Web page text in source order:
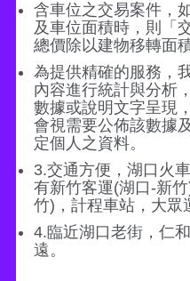
含車位之交易案件，
及車位面積時，則「
總價除以建物移轉面
為提供精確的服務，
內容進行統計與分析
數據或說明文字呈現
會視需要公佈該數據
定個人之資料。
3.交通方便，湖口火
有新竹客運(湖口-新
竹)，計程車站，大眾
4.臨近湖口老街，仁
遠。